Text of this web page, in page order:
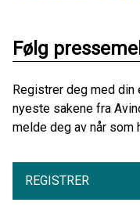
Følg
Registrer deg med
nyeste sakene fra
melde deg av når som
REGISTRER